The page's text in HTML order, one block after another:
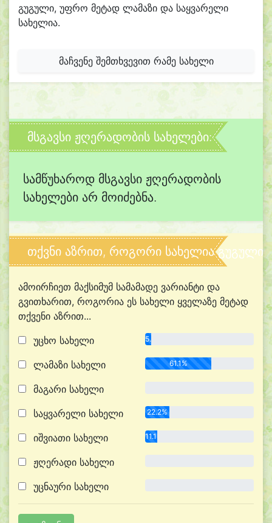
გუგული, უფრო მეტად ლამაზი და საყვარელი
სახელია.
მაჩვენე შემთხვევით რამე სახელი
მსგავსი ჟღერადობის სახელები:
სამწუხაროდ მსგავსი ჟღერადობის
სახელები არ მოიძებნა.
თქვნი აზრით, როგორი სახელია გუგული?
ამოირჩიეთ მაქსიმუმ სამამადე ვარიანტი და
გვითხარით, როგორია ეს სახელი ყველაზე მეტად
თქვენი აზრით...
უცხო სახელი
5.6%
ლამაზი სახელი 61.1%
მაგარი სახელი
საყვარელი სახელი 22.2%
იშვიათი სახელი 11.1%
ჟღერადი სახელი
უცნაური სახელი